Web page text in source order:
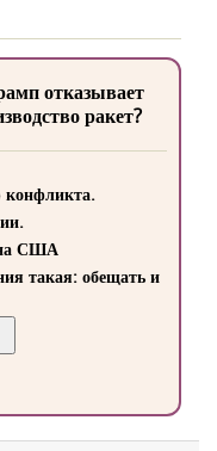
отказывает
ракет?
конфликта.
на США
такая: обещать и